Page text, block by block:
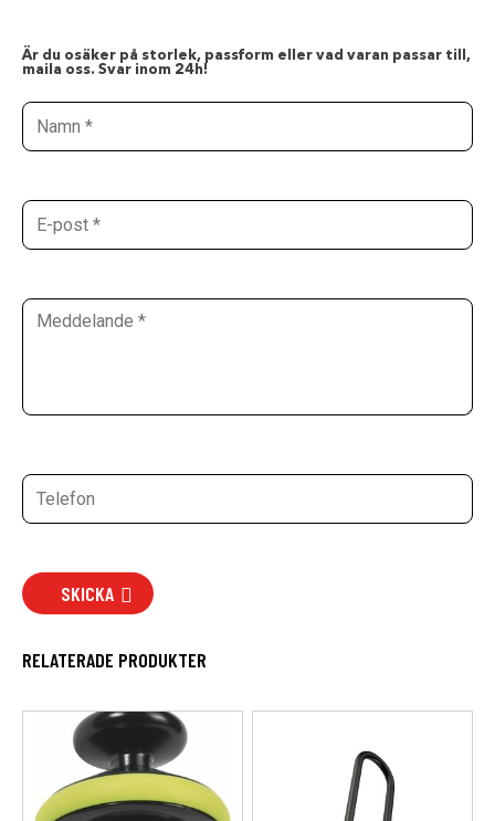
Är du osäker på storlek, passform eller vad varan passar till,
maila oss. Svar inom 24h!
SKICKA
RELATERADE PRODUKTER